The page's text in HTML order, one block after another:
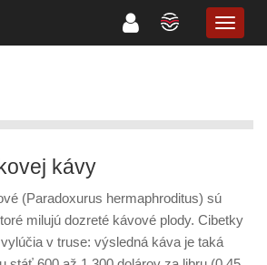
kávy
(Paradoxurus hermaphroditus) sú
milujú dozreté kávové plody. Cibetky
v truse: výsledná káva je taká